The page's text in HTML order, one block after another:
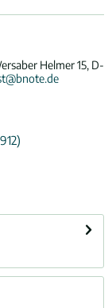
Helmer 15, D-